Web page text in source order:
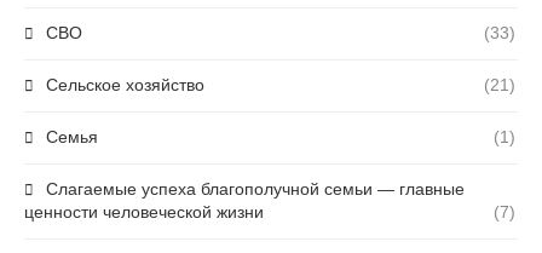
СВО (33)
Сельское хозяйство (21)
Семья (1)
Слагаемые успеха благополучной семьи — главные
ценности человеческой жизни
(7)